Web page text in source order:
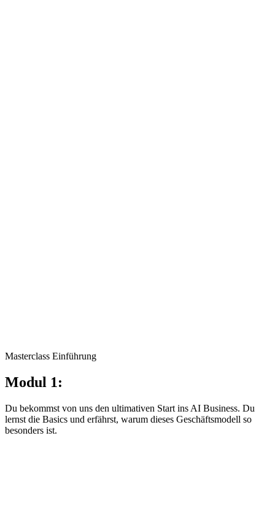
Masterclass Einführung
Modul 1:
Du bekommst von uns den ultimativen Start ins AI Business. Du
lernst die Basics und erfährst, warum dieses Geschäftsmodell so
besonders ist.